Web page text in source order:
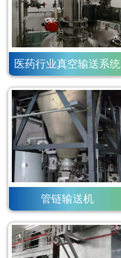
医药行业真空输送系统
管链输送机